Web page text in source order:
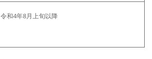
令和4年8月上旬以降